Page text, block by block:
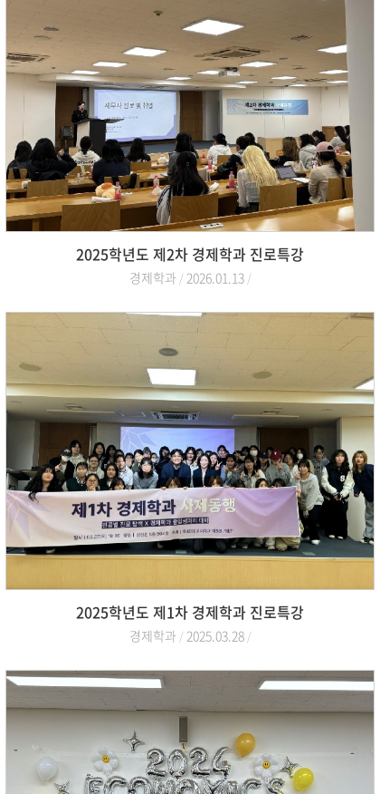
2025학년도 제2차 경제학과 진로특강
경제학과 2026.01.13
2025학년도 제1차 경제학과 진로특강
경제학과 2025.03.28